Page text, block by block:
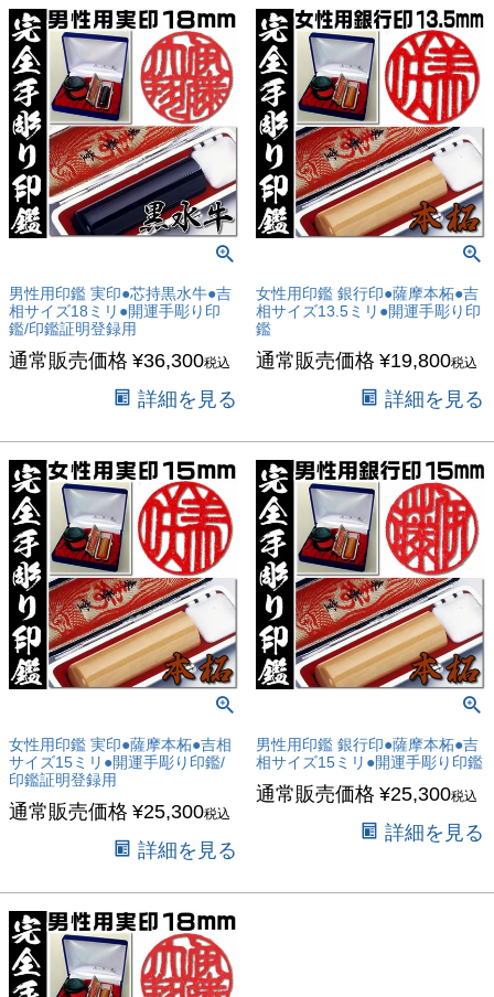
男性用印鑑 実印●芯持黒水牛●吉
相サイズ18ミリ●開運手彫り印
鑑/印鑑証明登録用
通常販売価格 ¥36,300税込
詳細を見る
女性用印鑑 銀行印●薩摩本柘●吉
相サイズ13.5ミリ●開運手彫り印
鑑
通常販売価格 ¥19,800税込
詳細を見る
女性用印鑑 実印●薩摩本柘●吉相
サイズ15ミリ●開運手彫り印鑑/
印鑑証明登録用
通常販売価格 ¥25,300税込
詳細を見る
男性用印鑑 銀行印●薩摩本柘●吉
相サイズ15ミリ●開運手彫り印鑑
通常販売価格 ¥25,300税込
詳細を見る
キーワード
価格
商品タグ
限定
再入荷
翌日発送
在庫なし商品
在庫なし商品を表示しない
商品番号/JANコード